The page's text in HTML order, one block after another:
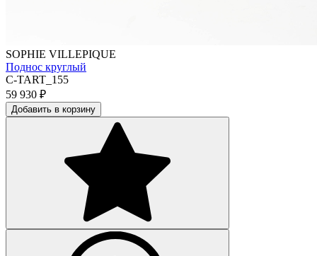
SOPHIE VILLEPIQUE
Поднос круглый
C-TART_155
59 930 ₽
Добавить в корзину